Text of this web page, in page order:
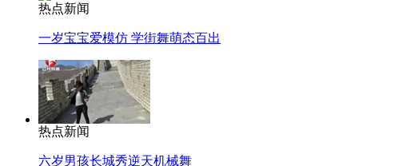
热点新闻
一岁宝宝爱模仿 学街舞萌态百出
热点新闻
六岁男孩长城秀逆天机械舞